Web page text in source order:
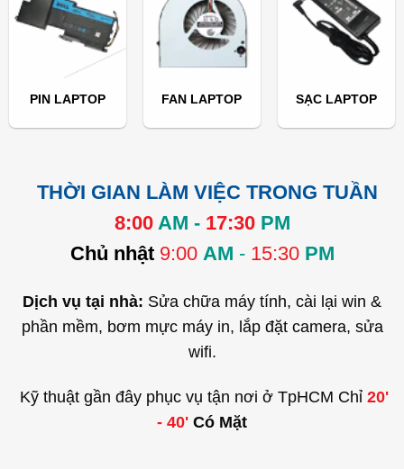
PIN LAPTOP FAN LAPTOP SẠC LAPTOP
THỜI GIAN LÀM VIỆC TRONG TUẦN
8:00AM - 17:30PM
Chủ nhật 9:00 AM - 15:30 PM
Dịch vụ tại nhà: Sửa chữa máy tính, cài lại win &
phần mềm, bơm mực máy in, lắp đặt camera, sửa
wifi.
Kỹ thuật gần đây phục vụ tận nơi ở TpHCM Chỉ 20'
- 40' Có Mặt